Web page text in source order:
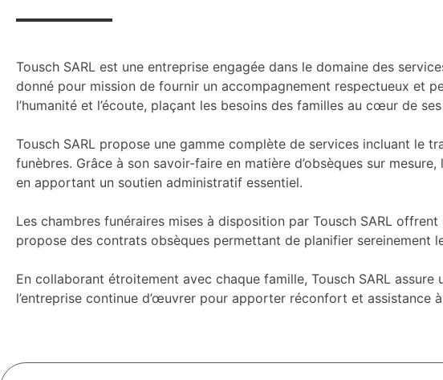
Tousch SARL est une entreprise engagée dans le domaine des
donné pour mission de fournir un accompagnement respectueux et
l’humanité et l’écoute, plaçant les besoins des familles au cœur de
Tousch SARL propose une gamme complète de services incluant le
funèbres. Grâce à son savoir-faire en matière d’obsèques sur
en apportant un soutien administratif essentiel.
Les chambres funéraires mises à disposition par Tousch SARL
propose des contrats obsèques permettant de planifier sereinement
En collaborant étroitement avec chaque famille, Tousch SARL
l’entreprise continue d’œuvrer pour apporter réconfort et assistance